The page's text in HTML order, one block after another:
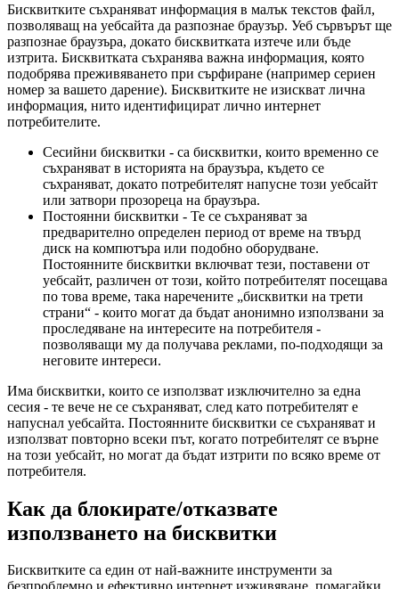
Бисквитките съхраняват информация в малък текстов файл,
позволяващ на уебсайта да разпознае браузър. Уеб сървърът ще
разпознае браузъра, докато бисквитката изтече или бъде
изтрита. Бисквитката съхранява важна информация, която
подобрява преживяването при сърфиране (например сериен
номер за вашето дарение). Бисквитките не изискват лична
информация, нито идентифицират лично интернет
потребителите.
Сесийни бисквитки - са бисквитки, които временно се
съхраняват в историята на браузъра, където се
съхраняват, докато потребителят напусне този уебсайт
или затвори прозореца на браузъра.
Постоянни бисквитки - Те се съхраняват за
предварително определен период от време на твърд
диск на компютъра или подобно оборудване.
Постоянните бисквитки включват тези, поставени от
уебсайт, различен от този, който потребителят посещава
по това време, така наречените „бисквитки на трети
страни“ - които могат да бъдат анонимно използвани за
проследяване на интересите на потребителя -
позволяващи му да получава реклами, по-подходящи за
неговите интереси.
Има бисквитки, които се използват изключително за една
сесия - те вече не се съхраняват, след като потребителят е
напуснал уебсайта. Постоянните бисквитки се съхраняват и
използват повторно всеки път, когато потребителят се върне
на този уебсайт, но могат да бъдат изтрити по всяко време от
потребителя.
Как да блокирате/отказвате
използването на бисквитки
Бисквитките са един от най-важните инструменти за